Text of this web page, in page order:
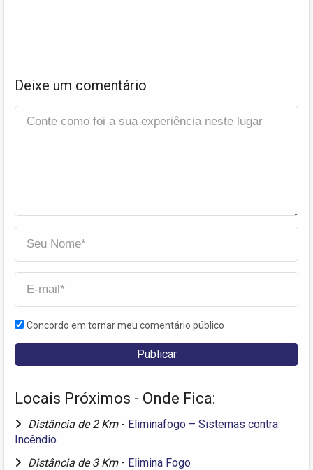
Deixe um comentário
Concordo em tornar meu comentário público
Locais Próximos - Onde Fica:
Distância de 2 Km - Eliminafogo – Sistemas contra
Incêndio
Distância de 3 Km - Elimina Fogo